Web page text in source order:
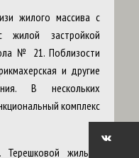
жилого массива с
застройкой
№ 21. Поблизости
и другие
В нескольких
комплекс
жильцы